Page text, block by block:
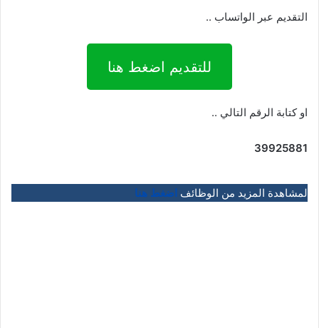
التقديم عبر الواتساب ..
للتقديم اضغط هنا
او كتابة الرقم التالي ..
39925881
لمشاهدة المزيد من الوظائف اضغط هنا